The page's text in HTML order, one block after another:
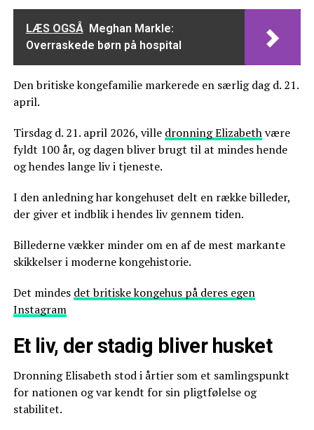
LÆS OGSÅ Meghan Markle:
Overraskede børn på hospital
Den britiske kongefamilie markerede en særlig dag d. 21.
april.
Tirsdag d. 21. april 2026, ville dronning Elizabethvære
fyldt 100 år, og dagen bliver brugt til at mindes hende
og hendes lange liv i tjeneste.
I den anledning har kongehuset delt en række billeder,
der giver et indblik i hendes liv gennem tiden.
Billederne vækker minder om en af de mest markante
skikkelser i moderne kongehistorie.
Det mindes det britiske kongehus på deres egen
Instagram
Et liv, der stadig bliver husket
Dronning Elisabeth stod i årtier som et samlingspunkt
for nationen og var kendt for sin pligtfølelse og
stabilitet.